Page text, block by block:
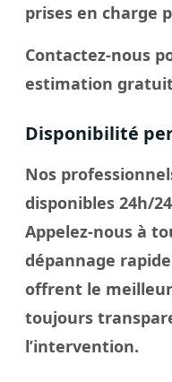
prises en charge
Contactez-nous
estimation
Disponibilité
Nos
disponibles 24h/
Appelez-nous à
dépannage
offrent le meilleur
toujours
l’intervention.